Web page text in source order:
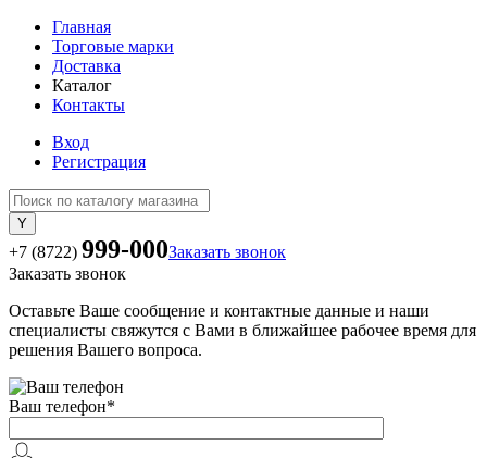
Главная
Торговые марки
Доставка
Каталог
Контакты
Вход
Регистрация
+7 (8722) 999-000Заказать звонок
Заказать звонок
Оставьте Ваше сообщение и контактные данные и наши
специалисты свяжутся с Вами в ближайшее рабочее время для
решения Вашего вопроса.
Ваш телефон*